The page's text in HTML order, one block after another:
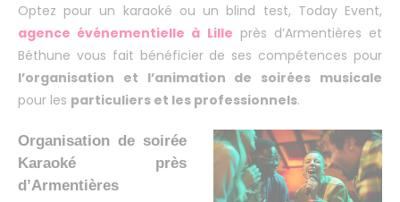
Optez pour un karaoké ou un blind test, Today Event,
agence événementielle à Lille près d’Armentières et
Béthune vous fait bénéficier de ses compétences pour
l’organisation et l’animation de soirées musicale
pour les particuliers et les professionnels.
Organisation de soirée
Karaoké près
d’Armentières